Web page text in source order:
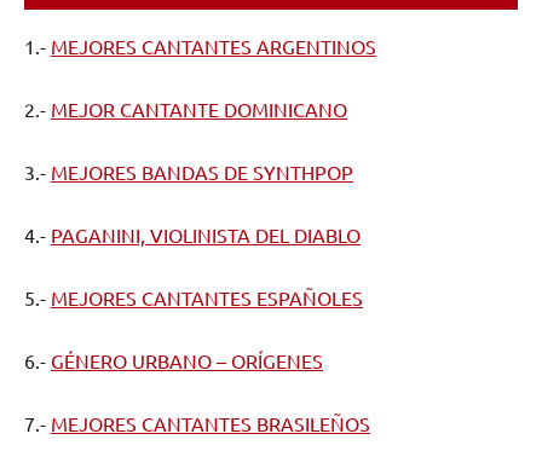
1.- MEJORES CANTANTES ARGENTINOS
2.- MEJOR CANTANTE DOMINICANO
3.- MEJORES BANDAS DE SYNTHPOP
4.- PAGANINI, VIOLINISTA DEL DIABLO
5.- MEJORES CANTANTES ESPAÑOLES
6.- GÉNERO URBANO – ORÍGENES
7.- MEJORES CANTANTES BRASILEÑOS